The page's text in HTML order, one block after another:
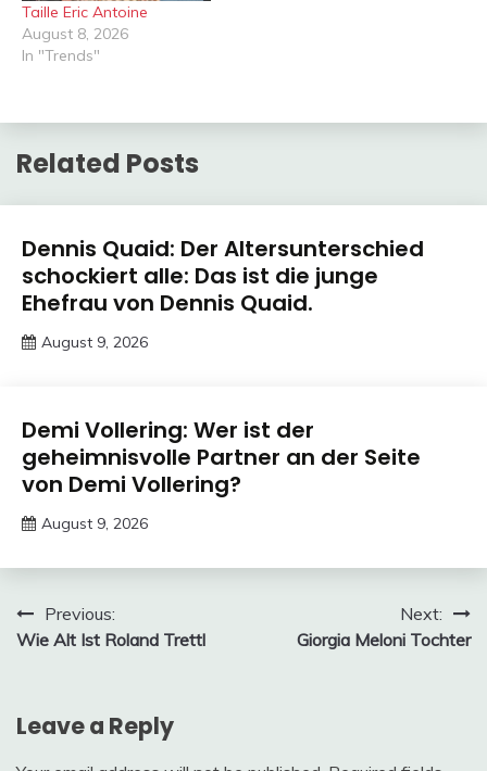
Taille Eric Antoine
August 8, 2026
In "Trends"
Related Posts
Trends
Dennis Quaid: Der Altersunterschied
schockiert alle: Das ist die junge
Ehefrau von Dennis Quaid.
August 9, 2026
Trends
Demi Vollering: Wer ist der
geheimnisvolle Partner an der Seite
von Demi Vollering?
August 9, 2026
Meme
Post
navigation
Previous:
Wie Alt Ist Roland Trettl
Next:
Giorgia Meloni Tochter
Leave a Reply